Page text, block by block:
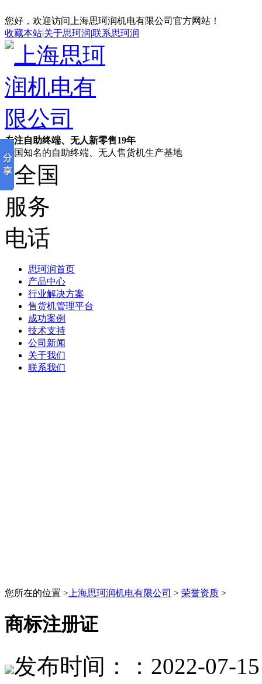
您好，欢迎访问上海思珂润机电有限公司官方网站！
收藏本站|关于思珂润|联系思珂润
专注自助终端、无人新零售19年
全国知名的自助终端、无人售货机生产基地
思珂润首页
产品中心
行业解决方案
售货机管理平台
成功案例
技术支持
公司新闻
关于我们
联系我们
您所在的位置 > 上海思珂润机电有限公司 > 荣誉资质 >
商标注册证
发布时间：：2022-07-